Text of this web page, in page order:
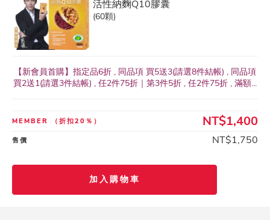
活性納麴Q10膠囊
(60顆)
【新會員首購】指定品6折 , 同品項 買5送3(請選8件結帳) , 同品項
買2送1(請選3件結帳) , 任2件75折｜第3件5折 , 任2件75折 , 滿額...
MEMBER （折扣20％） NT$1,400
售價 NT$1,750
加入購物車